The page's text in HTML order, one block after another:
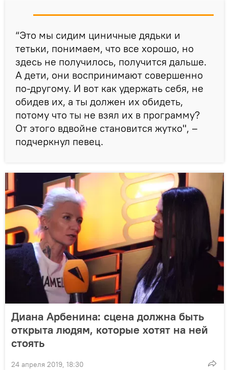
“Это мы сидим циничные дядьки и
тетьки, понимаем, что все хорошо, но
здесь не получилось, получится дальше.
А дети, они воспринимают совершенно
по-другому. И вот как удержать себя, не
обидев их, а ты должен их обидеть,
потому что ты не взял их в программу?
От этого вдвойне становится жутко", –
подчеркнул певец.
Диана Арбенина: сцена должна быть
открыта людям, которые хотят на ней
стоять
24 апреля 2019, 18:30